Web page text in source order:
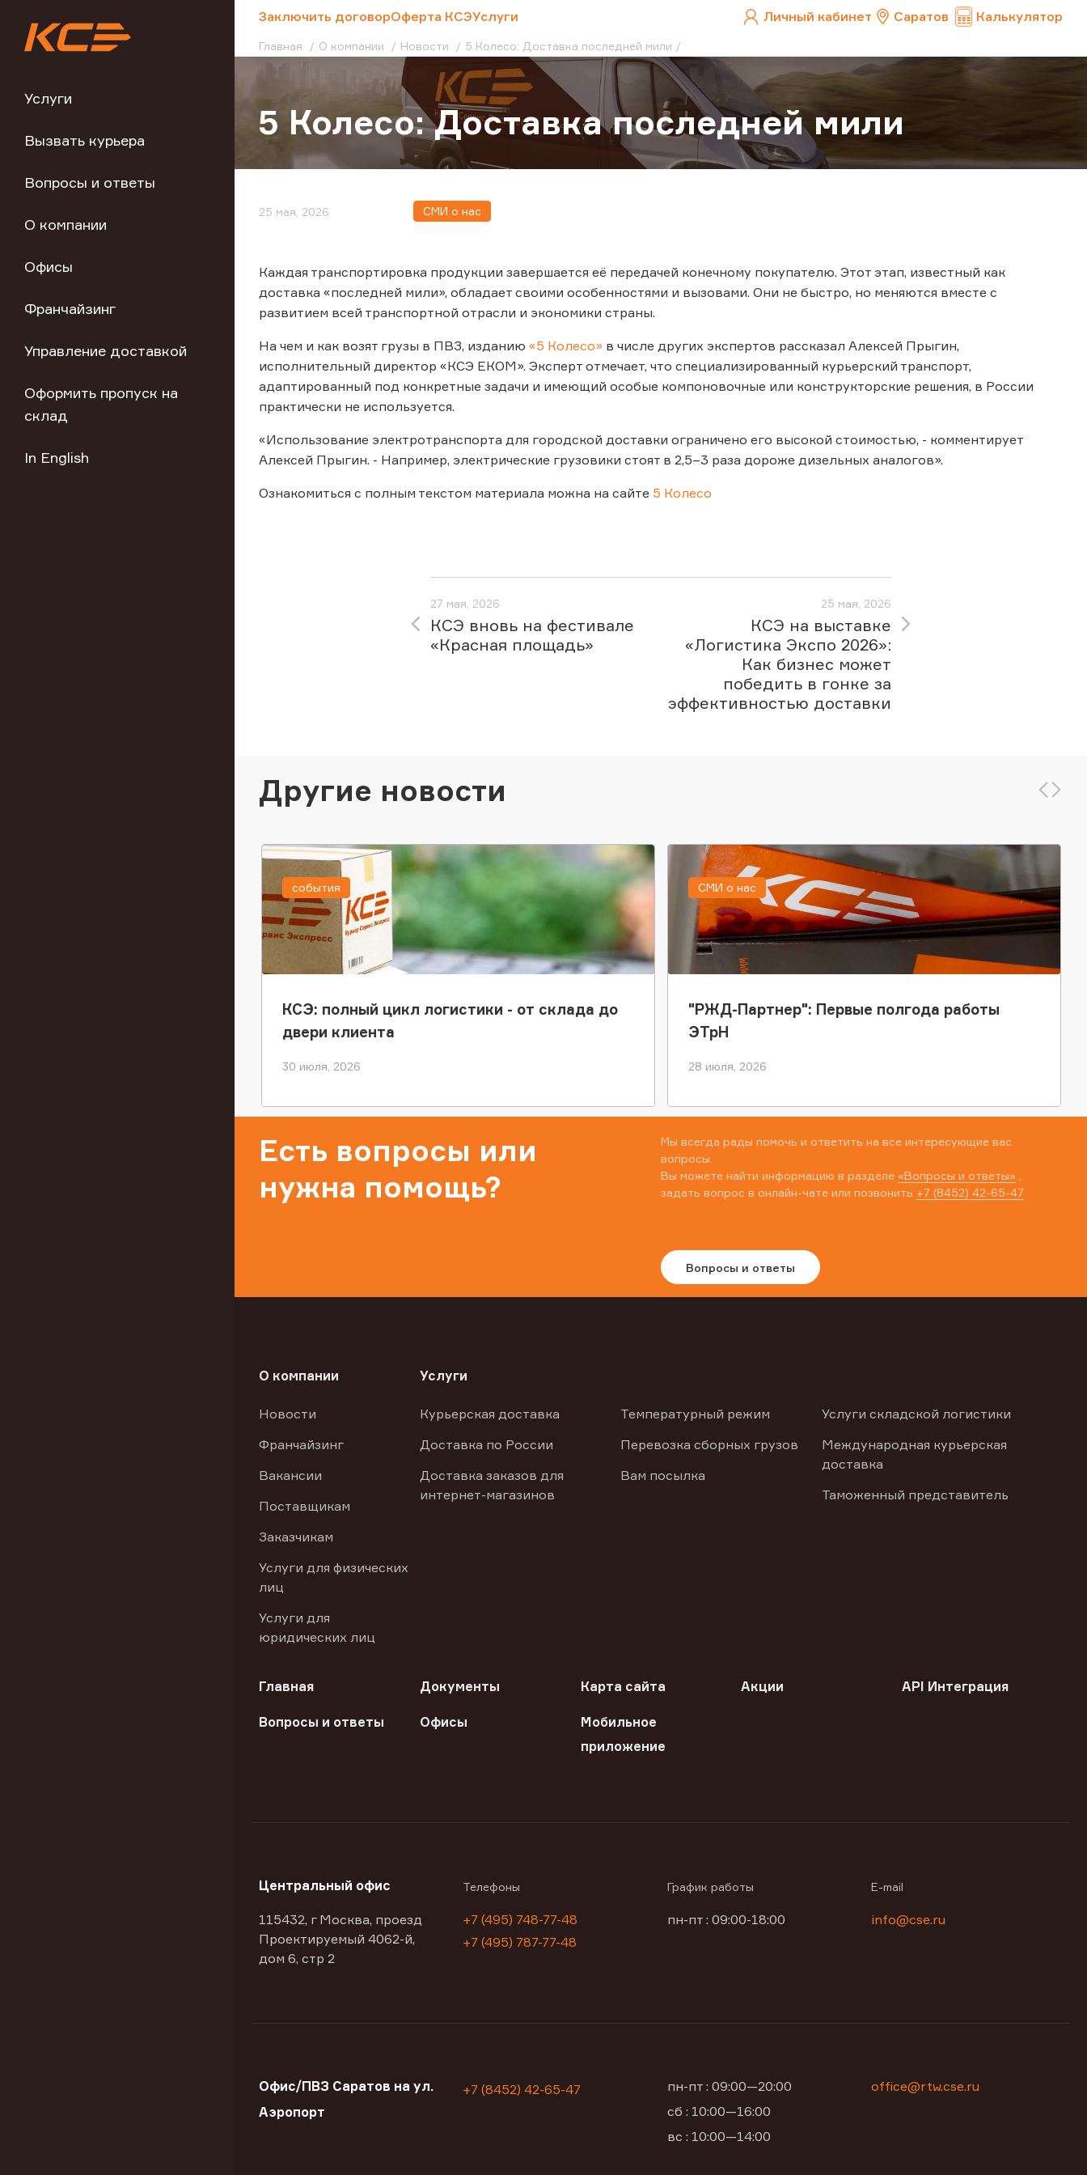
Услуги
Вызвать курьера
Вопросы и ответы
О компании
Офисы
Франчайзинг
Управление доставкой
Оформить пропуск на
склад
In English
Заключить договорОферта КСЭУслуги Личный кабинет Саратов Калькулятор
Главная О компании Новости 5 Колесо: Доставка последней мили
5 Колесо: Доставка последней мили
25 мая, 2026 СМИ о нас
Каждая транспортировка продукции завершается её передачей конечному покупателю. Этот этап, известный как
доставка «последней мили», обладает своими особенностями и вызовами. Они не быстро, но меняются вместе с
развитием всей транспортной отрасли и экономики страны.
На чем и как возят грузы в ПВЗ, изданию «5 Колесо» в числе других экспертов рассказал Алексей Прыгин,
исполнительный директор «КСЭ ЕКОМ». Эксперт отмечает, что специализированный курьерский транспорт,
адаптированный под конкретные задачи и имеющий особые компоновочные или конструкторские решения, в России
практически не используется.
«Использование электротранспорта для городской доставки ограничено его высокой стоимостью, - комментирует
Алексей Прыгин. - Например, электрические грузовики стоят в 2,5–3 раза дороже дизельных аналогов».
Ознакомиться с полным текстом материала можна на сайте 5 Колесо
27 мая, 2026
КСЭ вновь на фестивале
«Красная площадь»
25 мая, 2026
КСЭ на выставке
«Логистика Экспо 2026»:
Как бизнес может
победить в гонке за
эффективностью доставки
Другие новости
КСЭ: полный цикл логистики - от склада до
двери клиента
30 июля, 2026
события
"РЖД-Партнер": Первые полгода работы
ЭТрН
28 июля, 2026
СМИ о нас
Есть вопросы или
нужна помощь?
Мы всегда рады помочь и ответить на все интересующие вас
вопросы.
Вы можете найти информацию в разделе «Вопросы и ответы»
задать вопрос в онлайн-чате или позвонить +7 (8452) 42-65-47
Вопросы и ответы
О компании
Новости
Франчайзинг
Вакансии
Поставщикам
Заказчикам
Услуги для физических
лиц
Услуги для
юридических лиц
Услуги
Курьерская доставка
Доставка по России
Доставка заказов для
интернет-магазинов
Температурный режим
Перевозка сборных грузов
Вам посылка
Услуги складской логистики
Международная курьерская
доставка
Таможенный представитель
Главная Документы Карта сайта Акции API Интеграция
Вопросы и ответы Офисы
Мобильное
приложение
Центральный офис
115432, г Москва, проезд
Проектируемый 4062-й,
дом 6, стр 2
Телефоны
+7 (495) 748-77-48
+7 (495) 787-77-48
График работы
пн-пт : 09:00-18:00
E-mail
info@cse.ru
Офис/ПВЗ Саратов на ул.
Аэропорт
+7 (8452) 42-65-47
пн-пт : 09:00—20:00
сб : 10:00—16:00
вс : 10:00—14:00
office@rtw.cse.ru